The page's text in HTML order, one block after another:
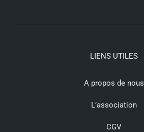
LIENS UTILES
A propos de nous
L’association
CGV